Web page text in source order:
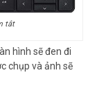
tắt
hình sẽ đen đi
chụp và ảnh sẽ